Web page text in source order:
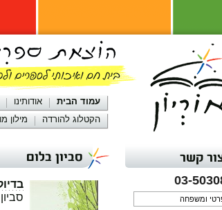
עמוד הבית אודותינו
הקטלוג להורדה
מילון
קשר
03-
סביון בלום